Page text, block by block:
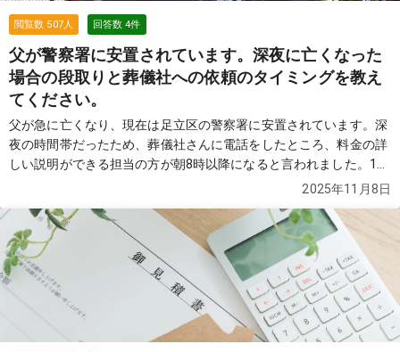
ましたが、その分、親族（母の兄弟や兄弟姉妹など）に連絡が行く
ことがあるとも聞き、不安です。 ・生活保護受給中の母の直葬は、
どのような流れと費用になるのか ・火葬場はどこを選ぶのが現実的
か ・ケースワーカーさんには、いつ・何を相談しておくべきか ・
葬祭扶助を使うと、本当に親族に連絡が行くのか、避ける方法はな
いのか ・自宅で看取りになった場合、訪問医・葬儀社・役所の手続
きの順番 などを教えていただけるとありがたいです。 母の具合が
悪く、いつどうなるか分からない状態なので、できるだけ具体的に
教えていただけると助かります。
続きを見る
閲覧数 507人 回答数4件
父が警察署に安置されています。深夜に亡くなった
場合の段取りと葬儀社への依頼のタイミングを教え
てください。
父が急に亡くなり、現在は足立区の警察署に安置されています。深
夜の時間帯だったため、葬儀社さんに電話をしたところ、料金の詳
しい説明ができる担当の方が朝8時以降になると言われました。10
時頃に警察署から連絡が来て、私たちが警察署に行き、そこで死亡
るようなのですが、その時にお迎えの手配が間に合うのか、どのく
らい時間がかかるのかが不安です。 火葬のみの最低限のプラン（直
葬・火葬式）を考えており、自宅ではなく葬儀社さんの安置施設や
提携の安置所に預ける形をイメージしています。事前に電話でどの
程度の情報を伝えておけば、当日の手配がスムーズになるのか、ま
た安置先が複数ある場合（墨田区の安置所や葛飾区の安置所な
ど）、どのような基準で選べばよいのかも知りたいです。深夜〜早
2025年11月8日